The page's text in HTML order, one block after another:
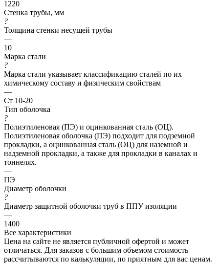
1220
Стенка трубы, мм
?
Толщина стенки несущей трубы
—
10
Марка стали
?
Марка стали указывает классификацию сталей по их
химическому составу и физическим свойствам
—
Ст 10-20
Тип оболочка
?
Полиэтиленовая (ПЭ) и оцинкованная сталь (ОЦ).
Полиэтиленовая оболочка (ПЭ) подходит для подземной
прокладки, а оцинкованная сталь (ОЦ) для наземной и
надземной прокладки, а также для прокладки в каналах и
тоннелях.
—
ПЭ
Диаметр оболочки
?
Диаметр защитной оболочки труб в ППУ изоляции
—
1400
Все характеристики
Цена на сайте не является публичной офертой и может
отличаться. Для заказов с большим объемом стоимость
рассчитываются по калькуляции, по приятным для вас ценам.